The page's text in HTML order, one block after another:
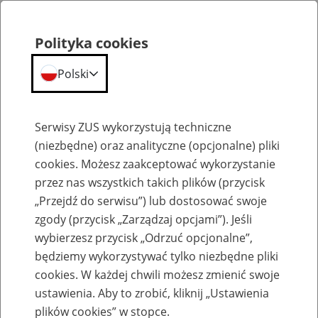
Emerytury
Baza zlikwidowanych lub
przekształconych zakładów pracy
Polityka cookies
Polski
Serwisy ZUS wykorzystują techniczne
(niezbędne) oraz analityczne (opcjonalne) pliki
cookies. Możesz zaakceptować wykorzystanie
przez nas wszystkich takich plików (przycisk
„Przejdź do serwisu”) lub dostosować swoje
zgody (przycisk „Zarządzaj opcjami”). Jeśli
wybierzesz przycisk „Odrzuć opcjonalne”,
będziemy wykorzystywać tylko niezbędne pliki
cookies. W każdej chwili możesz zmienić swoje
ustawienia. Aby to zrobić, kliknij „Ustawienia
plików cookies” w stopce.